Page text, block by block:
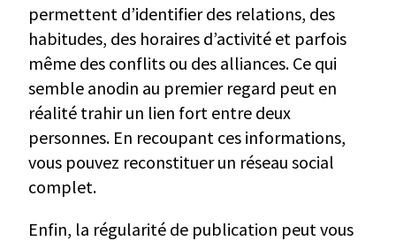
permettent d’identifier des relations, des
habitudes, des horaires d’activité et parfois
même des conflits ou des alliances. Ce qui
semble anodin au premier regard peut en
réalité trahir un lien fort entre deux
personnes. En recoupant ces informations,
vous pouvez reconstituer un réseau social
complet.
Enfin, la régularité de publication peut vous